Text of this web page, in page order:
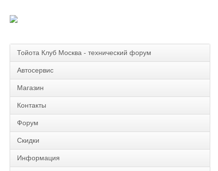
Тойота Клуб Москва - технический форум
Автосервис
Магазин
Контакты
Форум
Скидки
Информация